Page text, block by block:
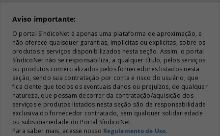
Aviso importante:
O portal SíndicoNet é apenas uma plataforma de aproximação, e
não oferece quaisquer garantias, implícitas ou explicitas, sobre os
produtos e serviços disponibilizados nesta seção. Assim, o portal
SíndicoNet não se responsabiliza, a qualquer título, pelos serviços
ou produtos comercializados pelos fornecedores listados nesta
seção, sendo sua contratação por conta e risco do usuário, que
fica ciente que todos os eventuais danos ou prejuízos, de qualquer
natureza, que possam decorrer da contratação/aquisição dos
serviços e produtos listados nesta seção são de responsabilidade
exclusiva do fornecedor contratado, sem qualquer solidariedade
ou subsidiariedade do Portal SíndicoNet.
Para saber mais, acesse nosso Regulamento de Uso.